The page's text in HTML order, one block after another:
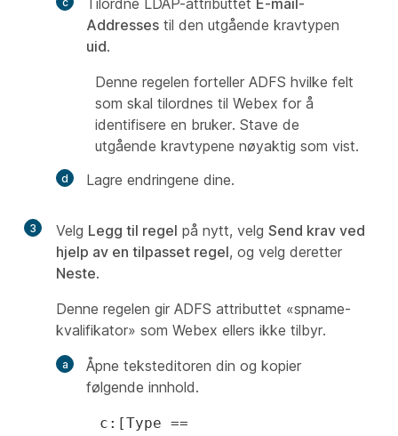
Tilordne LDAP-attributtet E-mail-
Addresses til den utgående kravtypen
uid.
Denne regelen forteller ADFS hvilke felt
som skal tilordnes til Webex for å
identifisere en bruker. Stave de
utgående kravtypene nøyaktig som vist.
Lagre endringene dine.
3 Velg Legg til regel på nytt, velg Send krav ved
hjelp av en tilpasset regel, og velg deretter
Neste.
Denne regelen gir ADFS attributtet «spname-
kvalifikator» som Webex ellers ikke tilbyr.
Åpne teksteditoren din og kopier
følgende innhold.
c:[Type ==